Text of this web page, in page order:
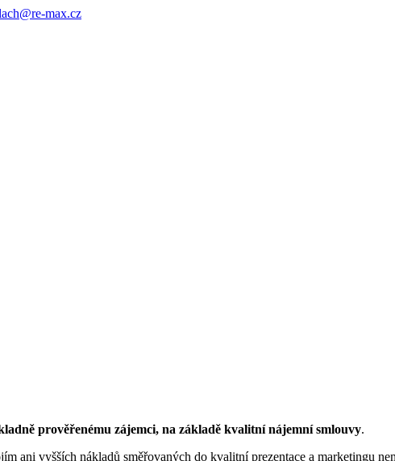
max.cz
prověřenému zájemci, na základě kvalitní nájemní smlouvy.
ani vyšších nákladů směřovaných do kvalitní prezentace a marketingu